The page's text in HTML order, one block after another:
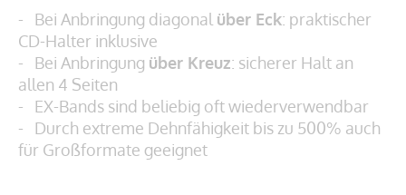
- Bei Anbringung diagonal über Eck: praktischer
CD-Halter inklusive
- Bei Anbringung über Kreuz: sicherer Halt an
allen 4 Seiten
- EX-Bands sind beliebig oft wiederverwendbar
- Durch extreme Dehnfähigkeit bis zu 500% auch
für Großformate geeignet